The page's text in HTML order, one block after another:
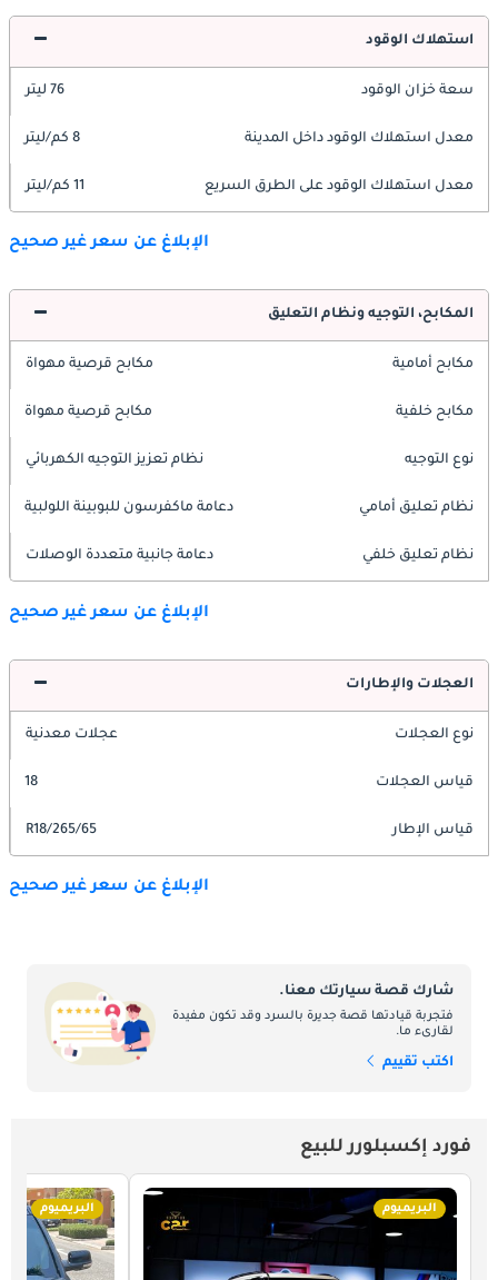
استهلاك الوقود
سعة خزان الوقود 76 ليتر
معدل استهلاك الوقود داخل المدينة 8 كم/ليتر
معدل استهلاك الوقود على الطرق السريع 11 كم/ليتر
الإبلاغ عن سعر غير صحيح
المكابح، التوجيه ونظام التعليق
مكابح أمامية مكابح قرصية مهواة
مكابح خلفية مكابح قرصية مهواة
نوع التوجيه نظام تعزيز التوجيه الكهربائي
نظام تعليق أمامي دعامة ماكفرسون للبوبينة اللولبية
نظام تعليق خلفي دعامة جانبية متعددة الوصلات
الإبلاغ عن سعر غير صحيح
العجلات والإطارات
نوع العجلات عجلات معدنية
قياس العجلات 18
قياس الإطار 265/65/R18
الإبلاغ عن سعر غير صحيح
شارك قصة سيارتك معنا.
فتجربة قيادتها قصة جديرة بالسرد وقد تكون مفيدة
لقارىء ما.
اكتب تقييم
فورد إكسبلورر للبيع
البريميوم البريميوم